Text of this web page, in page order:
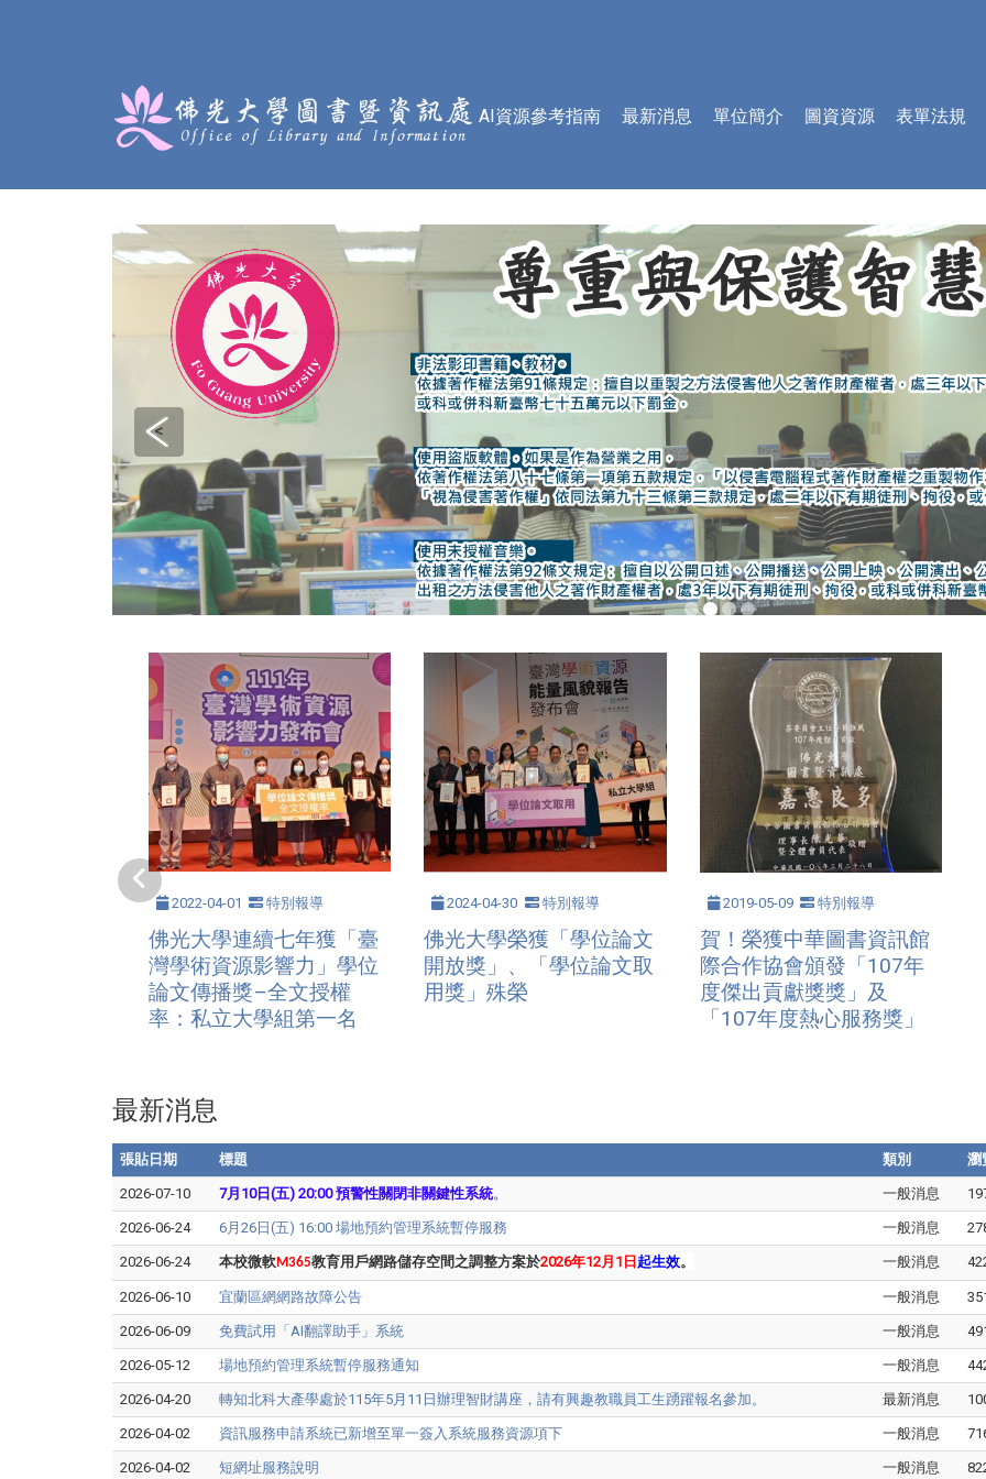
AI資源參考指南 最新消息 單位簡介 圖資資源 表單法規
<
2022-04-01 特別報導
佛光大學連續七年獲「臺
灣學術資源影響力」學位
論文傳播獎–全文授權
率：私立大學組第一名
2024-04-30 特別報導
佛光大學榮獲「學位論文
開放獎」、「學位論文取
用獎」殊榮
2019-05-09 特別報導
賀！榮獲中華圖書資訊館
際合作協會頒發「107年
度傑出貢獻獎獎」及
「107年度熱心服務獎」
最新消息
張貼日期 標題 類別 瀏
2026-07-10 7月10日(五) 20:00 預警性關閉非關鍵性系統。 一般消息
2026-06-24 6月26日(五) 16:00 場地預約管理系統暫停服務 一般消息
2026-06-24 本校微軟M365教育用戶網路儲存空間之調整方案於2026年12月 1 日 起生效。 一般消息
2026-06-10 宜蘭區網網路故障公告 一般消息
2026-06-09 免費試用「AI翻譯助手」系統 一般消息
2026-05-12 場地預約管理系統暫停服務通知 一般消息
2026-04-20 轉知北科大產學處於115年5月11日辦理智財講座，請有興趣教職員工生踴躍報名參加。 最新消息
2026-04-02 資訊服務申請系統已新增至單一簽入系統服務資源項下 一般消息
2026-04-02 短網址服務說明 一般消息